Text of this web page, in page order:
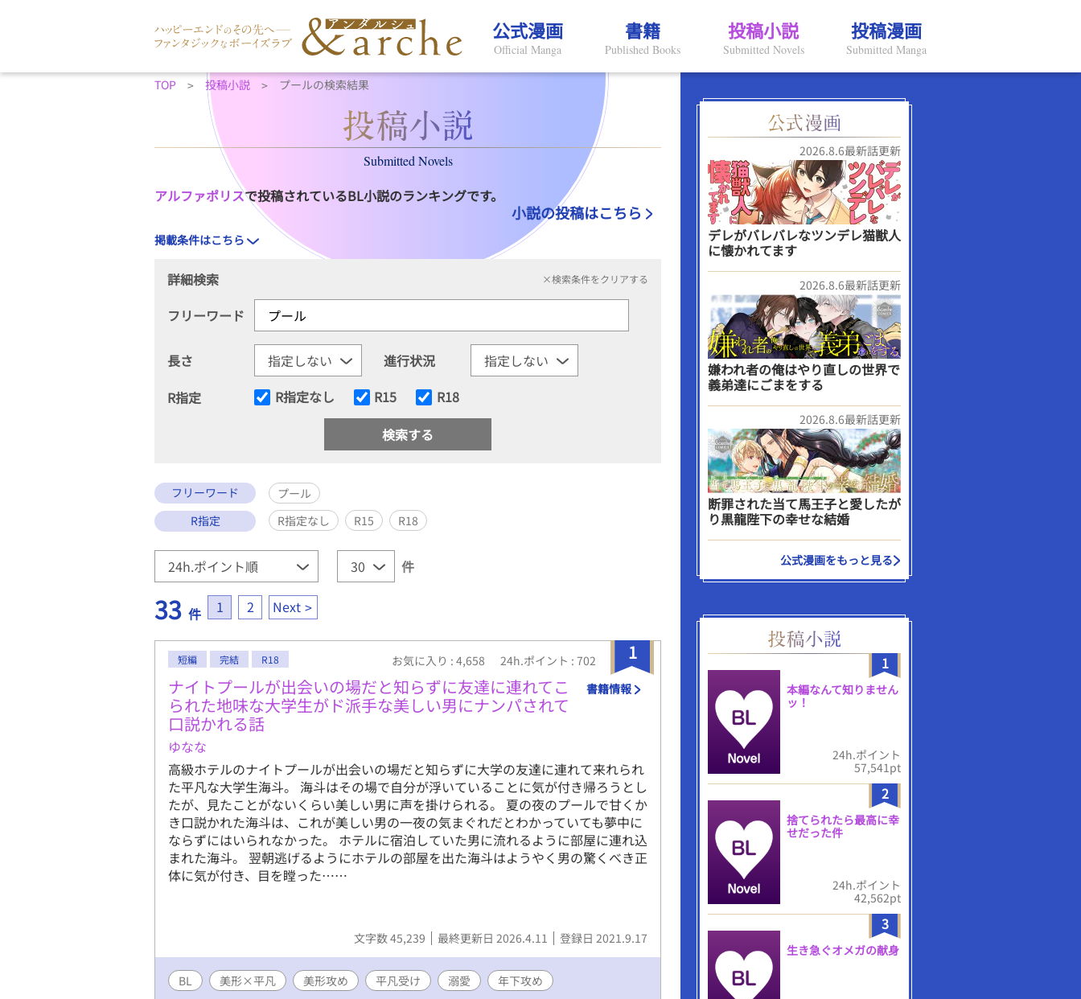
公式漫画
Official Manga
書籍
Published Books
投稿小説
Submitted Novels
投稿漫画
Submitted Manga
TOP 投稿小説 プールの検索結果
Submitted Novels
アルファポリスで投稿されているBL小説のランキングです。
小説の投稿はこちら
掲載条件はこちら
詳細検索 ×検索条件をクリアする
フリーワード
長さ
進行状況
R指定
R指定なし R15 R18
フリーワード
プール
R指定
R指定なし R15 R18
件
33 件 1 2 Next
1
短編 完結 R18 お気に入り : 4,658 24h.ポイント : 702
ナイトプールが出会いの場だと知らずに友達に連れてこ
られた地味な大学生がド派手な美しい男にナンパされて
口説かれる話
ゆなな
書籍情報
高級ホテルのナイトプールが出会いの場だと知らずに大学の友達に連れて来れられ
た平凡な大学生海斗。 海斗はその場で自分が浮いていることに気が付き帰ろうとし
たが、見たことがないくらい美しい男に声を掛けられる。 夏の夜のプールで甘くか
き口説かれた海斗は、これが美しい男の一夜の気まぐれだとわかっていても夢中に
ならずにはいられなかった。 ホテルに宿泊していた男に流れるように部屋に連れ込
まれた海斗。 翌朝逃げるようにホテルの部屋を出た海斗はようやく男の驚くべき正
体に気が付き、目を瞠った……
文字数 45,239 最終更新日 2026.4.11 登録日 2021.9.17
BL 美形×平凡 美形攻め 平凡受け 溺愛 年下攻め
2026.8.6最新話更新
デレがバレバレなツンデレ猫獣人
に懐かれてます
2026.8.6最新話更新
嫌われ者の俺はやり直しの世界で
義弟達にごまをする
2026.8.6最新話更新
断罪された当て馬王子と愛したが
り黒龍陛下の幸せな結婚
公式漫画をもっと見る
1
本編なんて知りません
ッ！
24h.ポイント
57,541pt
2
捨てられたら最高に幸
せだった件
24h.ポイント
42,562pt
3
生き急ぐオメガの献身